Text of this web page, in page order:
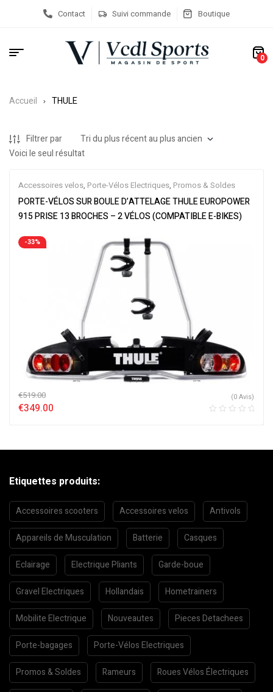
Contact Suivi commande Boutique
0
Accueil THULE
Filtrer par
Voici le seul résultat
Accessoires velos, Porte-Vélos Electriques, Promos & Soldes
PORTE-VÉLOS SUR BOULE D’ATTELAGE THULE EUROPOWER
915 PRISE 13 BROCHES – 2 VÉLOS (COMPATIBLE E-BIKES)
-33%
€519.00
€349.00
(0 Avis)
Etiquettes produits:
Accessoires scooters Accessoires velos Antivols
Appareils de Musculation Batterie Casques
Eclairage Electrique Pliants Garde-boue
Gravel Electriques Hollandais Hometrainers
Mobilite Electrique Nouveautes Pieces Detachees
Porte-bagages Porte-Vélos Electriques
Promos & Soldes Rameurs Roues Vélos Électriques